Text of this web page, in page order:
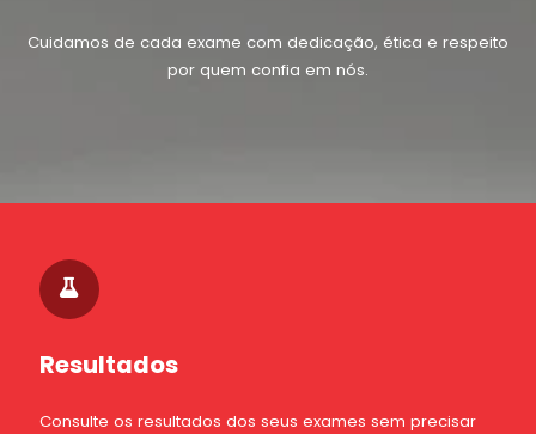
Cuidamos de cada exame com dedicação, ética e respeito
por quem confia em nós.
Resultados
Consulte os resultados dos seus exames sem precisar